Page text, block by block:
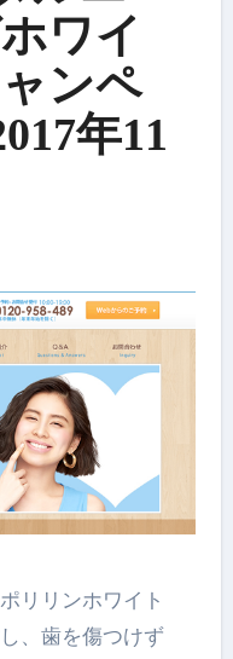
ワイ
ンペ
年11
、歯を傷つけず